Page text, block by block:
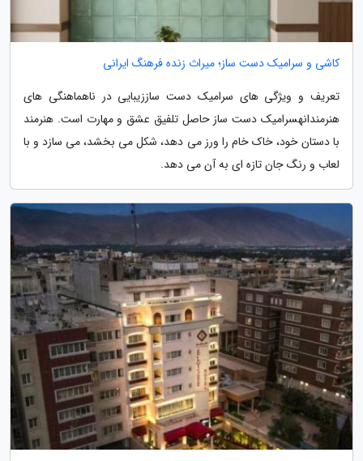
کاشی و سرامیک دست ساز؛ میراث زنده فرهنگ ایرانی
تعریف و ویژگی های سرامیک دست ساززیبایی در ناهماهنگی های
هنرمندانهسرامیک دست ساز حاصل تلفیق عشق و مهارت است. هنرمند
با دستان خود، خاک خام را ورز می دهد، شکل می بخشد، می سازد و با
لعاب و رنگ جان تازه ای به آن می دهد.